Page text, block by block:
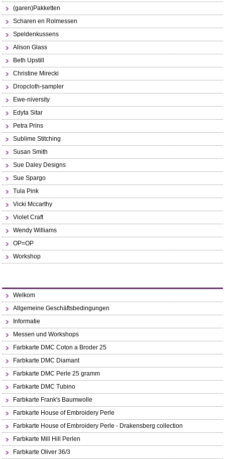
(garen)Pakketten
Scharen en Rolmessen
Speldenkussens
Alison Glass
Beth Upstill
Christine Mirecki
Dropcloth-sampler
Ewe-niversity
Edyta Sitar
Petra Prins
Sublime Stitching
Susan Smith
Sue Daley Designs
Sue Spargo
Tula Pink
Vicki Mccarthy
Violet Craft
Wendy Williams
OP=OP
Workshop
Welkom
Allgemeine Geschäftsbedingungen
Informatie
Messen und Workshops
Farbkarte DMC Coton a Broder 25
Farbkarte DMC Diamant
Farbkarte DMC Perle 25 gramm
Farbkarte DMC Tubino
Farbkarte Frank's Baumwolle
Farbkarte House of Embroidery Perle
Farbkarte House of Embroidery Perle - Drakensberg collection
Farbkarte Mill Hill Perlen
Farbkarte Oliver 36/3